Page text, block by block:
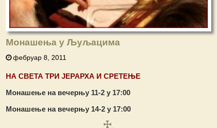
Монашења у Љуљацима
фебруар 8, 2011
НА СВЕТА ТРИ ЈЕРАРХА И СРЕТЕЊЕ
Монашење на вечерњу 11-2 у 17:00
Монашење на вечерњу 14-2 у 17:00